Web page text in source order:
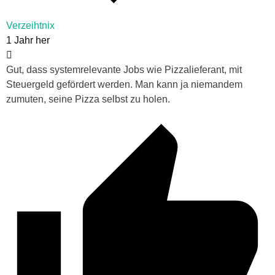
Verzeihtnix
1 Jahr her
Gut, dass systemrelevante Jobs wie Pizzalieferant, mit
Steuergeld gefördert werden. Man kann ja niemandem
zumuten, seine Pizza selbst zu holen.